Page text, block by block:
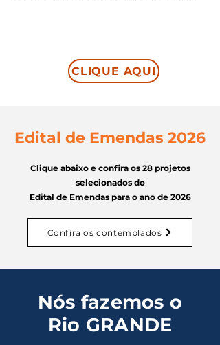
CLIQUE AQUI
Edital de Emendas 2026
Clique abaixo e confira os 28 projetos
selecionados do
Edital de Emendas para o ano de 2026
Confira os contemplados
Nós fazemos o
Rio GRANDE